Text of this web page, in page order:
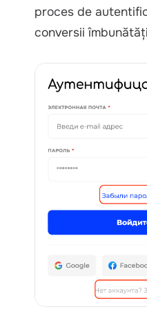
proces de
conversii